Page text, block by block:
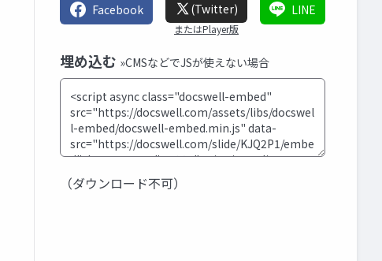
Facebook (Twitter)
またはPlayer版
LINE
埋め込む »CMSなどでJSが使えない場合
（ダウンロード不可）